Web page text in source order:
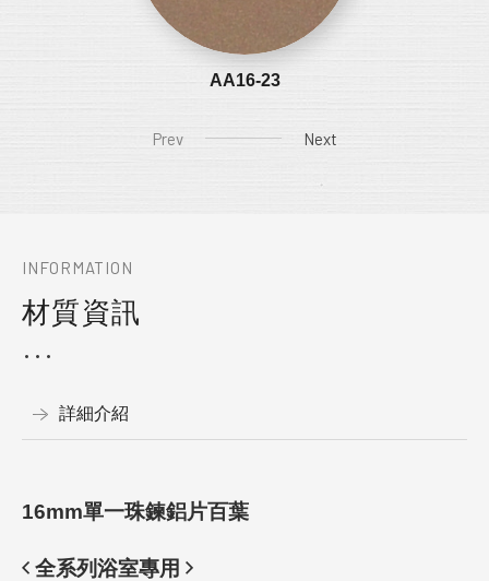
AA16-23
Prev Next
INFORMATION
材質資訊
詳細介紹
16mm單一珠鍊鋁片百葉
全系列浴室專用